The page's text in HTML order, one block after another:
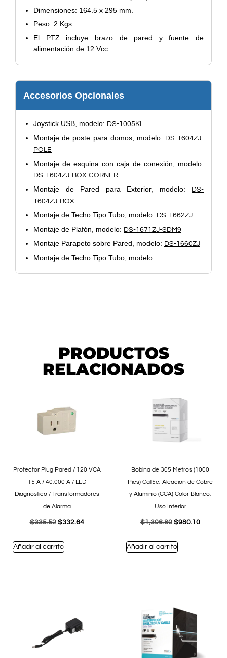
Dimensiones: 164.5 x 295 mm.
Peso: 2 Kgs.
El PTZ incluye brazo de pared y fuente de
alimentación de 12 Vcc.
Accesorios Opcionales
Joystick USB, modelo: DS-1005KI
Montaje de poste para domos, modelo: DS-1604ZJ-
POLE
Montaje de esquina con caja de conexión, modelo:
DS-1604ZJ-BOX-CORNER
Montaje de Pared para Exterior, modelo:
DS-
1604ZJ-BOX
Montaje de Techo Tipo Tubo, modelo: DS-1662ZJ
Montaje de Plafón, modelo: DS-1671ZJ-SDM9
Montaje Parapeto sobre Pared, modelo: DS-1660ZJ
Montaje de Techo Tipo Tubo, modelo:
PRODUCTOS
RELACIONADOS
Protector Plug Pared / 120 VCA
15 A / 40,000 A / LED
Diagnóstico / Transformadores
de Alarma
$335.52 $332.64
Añadir al carrito
Bobina de 305 Metros (1000
Pies) Cat5e, Aleación de Cobre
y Aluminio (CCA) Color Blanco,
Uso Interior
$1,306.80 $980.10
Añadir al carrito